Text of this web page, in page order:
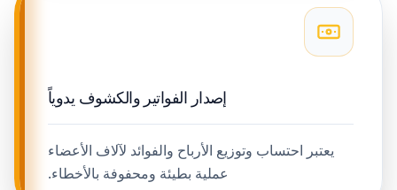
إصدار الفواتير والكشوف يدوياً
يعتبر احتساب وتوزيع الأرباح والفوائد لآلاف الأعضاء
عملية بطيئة ومحفوفة بالأخطاء.